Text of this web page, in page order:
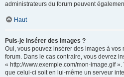
administrateurs du forum peuvent
Haut
Puis-je insérer des images ?
Oui, vous pouvez insérer des images à
forum. Dans le cas contraire, vous devrez
« http://www.exemple.com/mon-image.gif
que celui-ci soit en lui-même un serveur